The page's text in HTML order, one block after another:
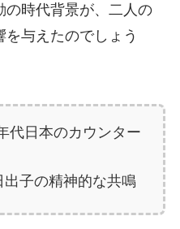
の時代背景が、二人の
与えたのでしょう
代日本のカウンター
出子の精神的な共鳴